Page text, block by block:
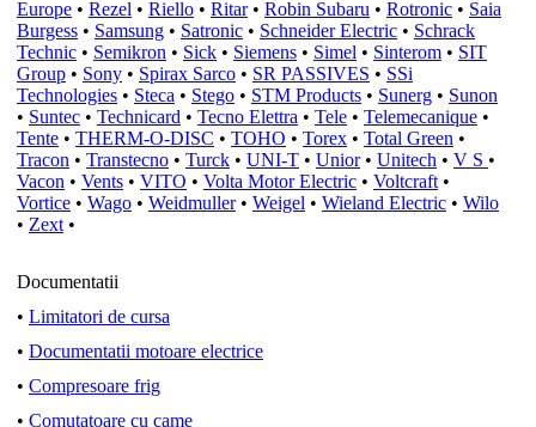
Europe • Rezel • Riello • Ritar • Robin Subaru • Rotronic • Saia
Burgess • Samsung • Satronic • Schneider Electric • Schrack
Technic • Semikron • Sick • Siemens • Simel • Sinterom • SIT
Group • Sony • Spirax Sarco • SR PASSIVES • SSi
Technologies • Steca • Stego • STM Products • Sunerg • Sunon
• Suntec • Technicard • Tecno Elettra • Tele • Telemecanique •
Tente • THERM-O-DISC • TOHO • Torex • Total Green •
Tracon • Transtecno • Turck • UNI-T • Unior • Unitech • V S •
Vacon • Vents • VITO • Volta Motor Electric • Voltcraft •
Vortice • Wago • Weidmuller • Weigel • Wieland Electric • Wilo
• Zext •
Documentatii
• Limitatori de cursa
• Documentatii motoare electrice
• Compresoare frig
• Comutatoare cu came